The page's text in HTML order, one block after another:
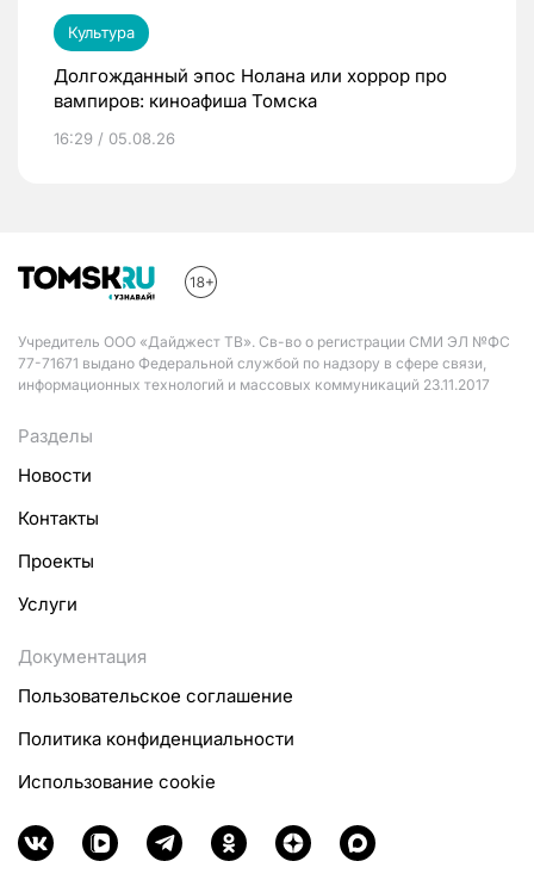
Культура
Долгожданный эпос Нолана или хоррор про
вампиров: киноафиша Томска
16:29 / 05.08.26
Учредитель ООО «Дайджест ТВ». Св-во о регистрации СМИ ЭЛ №ФС
77-71671 выдано Федеральной службой по надзору в сфере связи,
информационных технологий и массовых коммуникаций 23.11.2017
Разделы
Новости
Контакты
Проекты
Услуги
Документация
Пользовательское соглашение
Политика конфиденциальности
Использование cookie